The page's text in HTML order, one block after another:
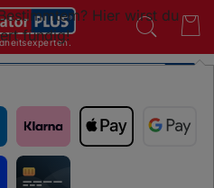
Hier wirst du
fündig!
zum Warenkorb